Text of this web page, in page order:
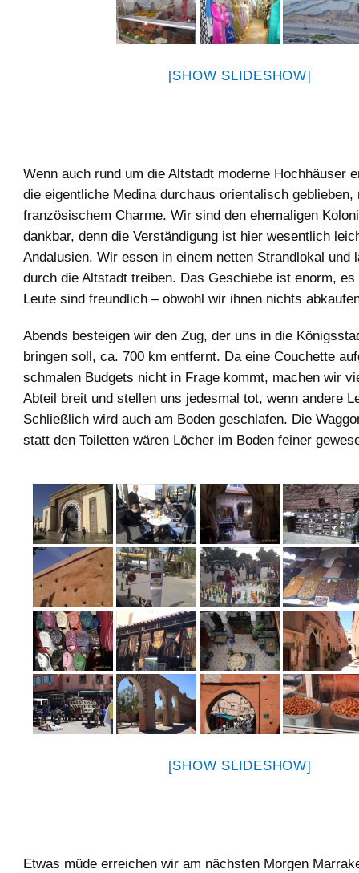
[SHOW SLIDESHOW]
Wenn auch rund um die Altstadt moderne Hochhäuser
die eigentliche Medina durchaus orientalisch
französischem Charme. Wir sind den ehemaligen
dankbar, denn die Verständigung ist hier wesentlich
Andalusien. Wir essen in einem netten Strandlokal und
durch die Altstadt treiben. Das Geschiebe ist enorm,
Leute sind freundlich – obwohl wir ihnen nichts
Abends besteigen wir den Zug, der uns in die
bringen soll, ca. 700 km entfernt. Da eine Couchette
schmalen Budgets nicht in Frage kommt, machen wir
Abteil breit und stellen uns jedesmal tot, wenn andere
Schließlich wird auch am Boden geschlafen. Die
statt den Toiletten wären Löcher im Boden feiner
[SHOW SLIDESHOW]
Etwas müde erreichen wir am nächsten Morgen